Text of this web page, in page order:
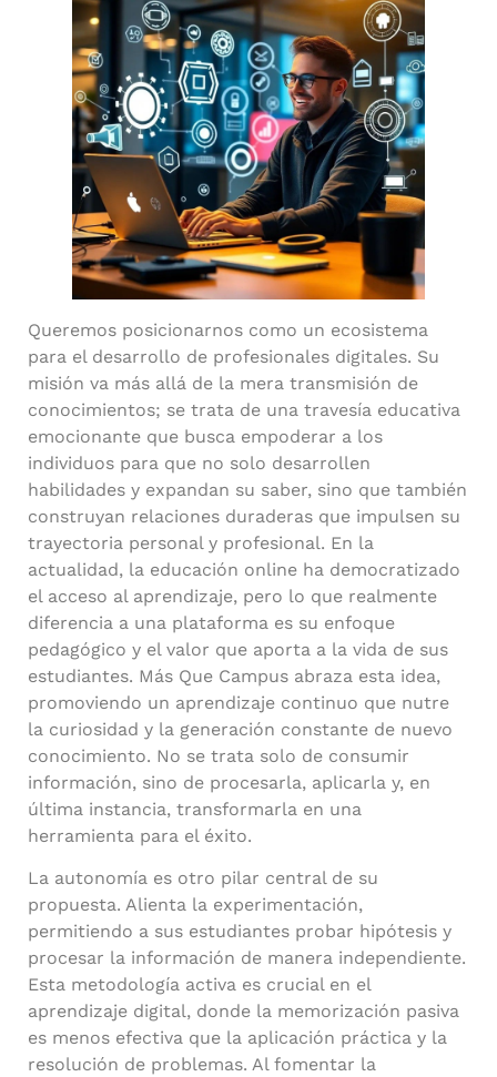
Queremos posicionarnos como un ecosistema
para el desarrollo de profesionales digitales. Su
misión va más allá de la mera transmisión de
conocimientos; se trata de una travesía educativa
emocionante que busca empoderar a los
individuos para que no solo desarrollen
habilidades y expandan su saber, sino que también
construyan relaciones duraderas que impulsen su
trayectoria personal y profesional. En la
actualidad, la educación online ha democratizado
el acceso al aprendizaje, pero lo que realmente
diferencia a una plataforma es su enfoque
pedagógico y el valor que aporta a la vida de sus
estudiantes. Más Que Campus abraza esta idea,
promoviendo un aprendizaje continuo que nutre
la curiosidad y la generación constante de nuevo
conocimiento. No se trata solo de consumir
información, sino de procesarla, aplicarla y, en
última instancia, transformarla en una
herramienta para el éxito.
La autonomía es otro pilar central de su
propuesta. Alienta la experimentación,
permitiendo a sus estudiantes probar hipótesis y
procesar la información de manera independiente.
Esta metodología activa es crucial en el
aprendizaje digital, donde la memorización pasiva
es menos efectiva que la aplicación práctica y la
resolución de problemas. Al fomentar la